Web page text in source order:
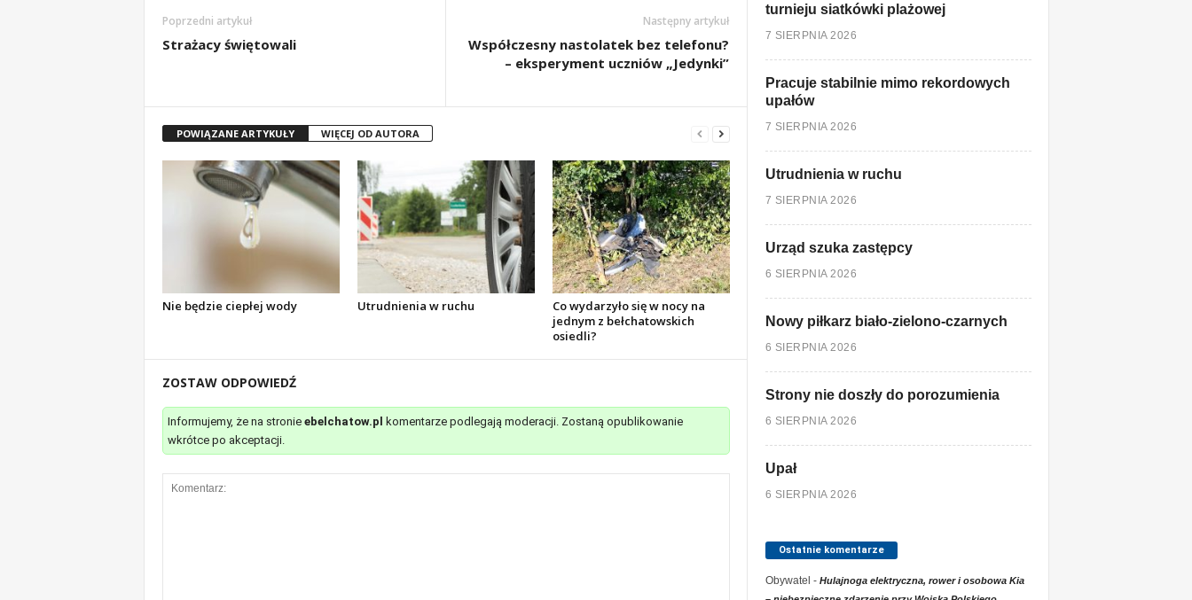
Poprzedni artykuł
Strażacy świętowali
Następny artykuł
Współczesny nastolatek bez telefonu?
– eksperyment uczniów „Jedynki”
POWIĄZANE ARTYKUŁY WIĘCEJ OD AUTORA
Nie będzie ciepłej wody Utrudnienia w ruchu
Co wydarzyło się w nocy na
jednym z bełchatowskich
osiedli?
ZOSTAW ODPOWIEDŹ
Informujemy, że na stronie ebelchatow.pl
komentarze podlegają moderacji. Zostaną opublikowanie
wkrótce po akceptacji.
turnieju siatkówki plażowej
7 SIERPNIA 2026
Pracuje stabilnie mimo rekordowych
upałów
7 SIERPNIA 2026
Utrudnienia w ruchu
7 SIERPNIA 2026
Urząd szuka zastępcy
6 SIERPNIA 2026
Nowy piłkarz biało-zielono-czarnych
6 SIERPNIA 2026
Strony nie doszły do porozumienia
6 SIERPNIA 2026
Upał
6 SIERPNIA 2026
Ostatnie komentarze
Obywatel - Hulajnoga elektryczna, rower i osobowa Kia